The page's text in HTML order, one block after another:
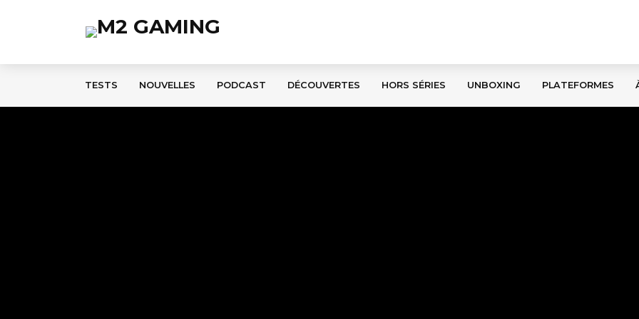
TESTS NOUVELLES PODCAST DÉCOUVERTES HORS SÉRIES UNBOXING PLATEFORMES